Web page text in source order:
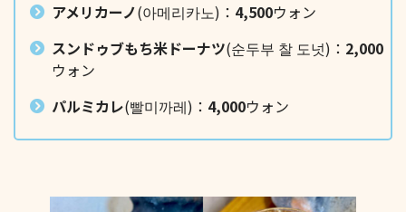
アメリカーノ(아메리카노)： 4,500ウォン
スンドゥブもち米ドーナツ(순두부 찰 도넛)： 2,000
ウォン
パルミカレ(빨미까레)： 4,000ウォン